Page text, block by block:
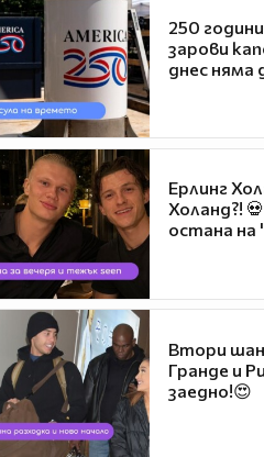
250
зарови
днес няма
Ерлинг
Холанд?!
остана на
Втори
Гранде и
заедно!😍